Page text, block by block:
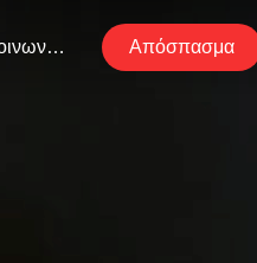
Επικοινωνήστε Μαζί Μας Απόσπασμα